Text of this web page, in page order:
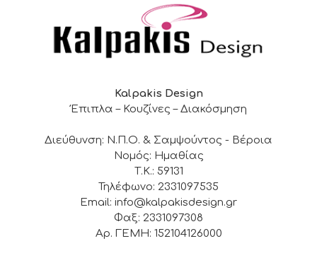
Kalpakis Design
Έπιπλα – Κουζίνες – Διακόσμηση
Διεύθυνση: Ν.Π.Ο. & Σαμψούντος - Βέροια
Νομός: Ημαθίας
Τ.Κ.: 59131
Τηλέφωνο: 2331097535
Email: info@kalpakisdesign.gr
Φαξ: 2331097308
Αρ. ΓΕΜΗ: 152104126000